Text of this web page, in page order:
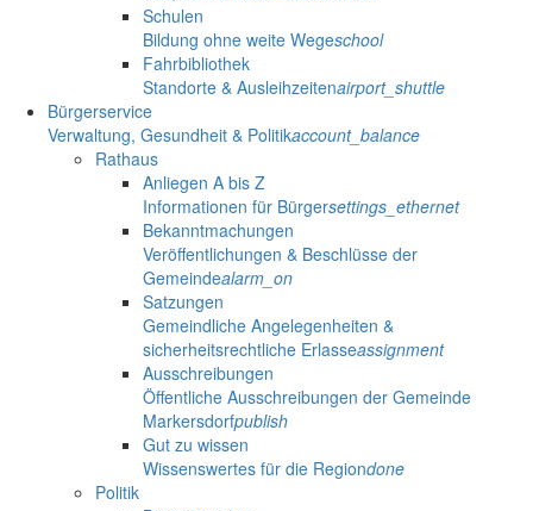
Schulen
Bildung ohne weite Wegeschool
Fahrbibliothek
Standorte & Ausleihzeitenairport_shuttle
Bürgerservice
Verwaltung, Gesundheit & Politikaccount_balance
Rathaus
Anliegen A bis Z
Informationen für Bürgersettings_ethernet
Bekanntmachungen
Veröffentlichungen & Beschlüsse der
Gemeindealarm_on
Satzungen
Gemeindliche Angelegenheiten &
sicherheitsrechtliche Erlasseassignment
Ausschreibungen
Öffentliche Ausschreibungen der Gemeinde
Markersdorfpublish
Gut zu wissen
Wissenswertes für die Regiondone
Politik